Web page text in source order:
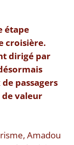
étape
croisière.
dirigé par
passagers
valeur
Amadou